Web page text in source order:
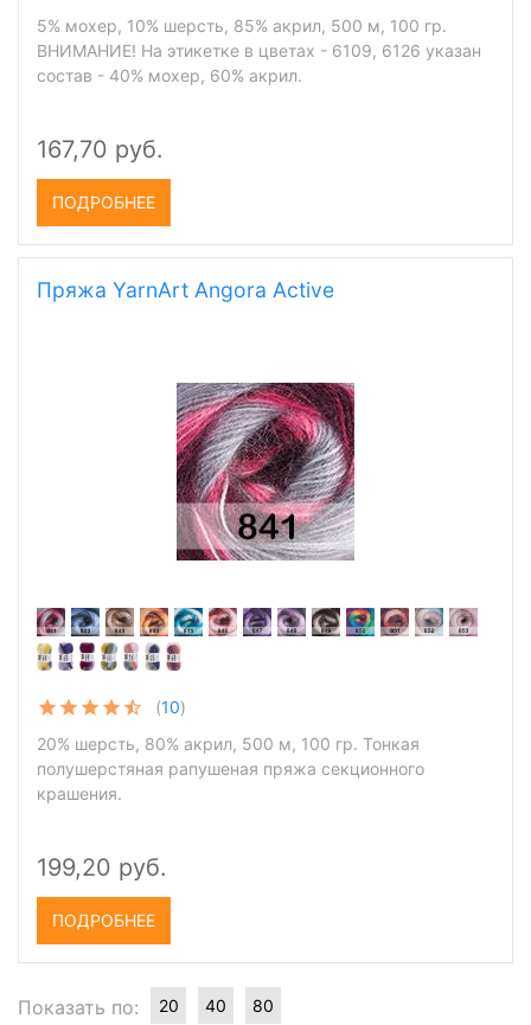
5% мохер, 10% шерсть, 85% акрил, 500 м, 100 гр.
ВНИМАНИЕ! На этикетке в цветах - 6109, 6126 указан
состав - 40% мохер, 60% акрил.
167,70 руб.
ПОДРОБНЕЕ
Пряжа YarnArt Angora Active
(10)
20% шерсть, 80% акрил, 500 м, 100 гр. Тонкая
полушерстяная рапушеная пряжа секционного
крашения.
199,20 руб.
ПОДРОБНЕЕ
Показать по: 20 40 80